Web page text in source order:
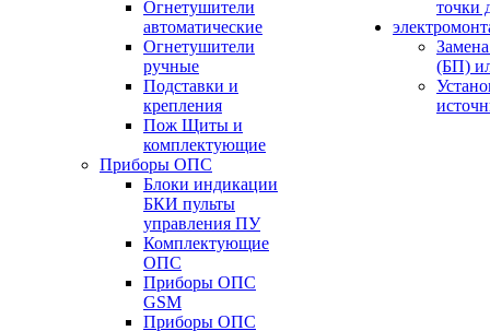
Огнетушители
автоматические
Огнетушители
ручные
Подставки и
крепления
Пож Щиты и
комплектующие
Приборы ОПС
Блоки индикации
БКИ пульты
управления ПУ
Комплектующие
ОПС
Приборы ОПС
GSM
Приборы ОПС
точки
(БП)